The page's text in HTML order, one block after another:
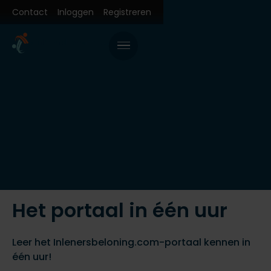
Contact Inloggen Registreren
Het portaal in één uur
Leer het Inlenersbeloning.com-portaal kennen in
één uur!